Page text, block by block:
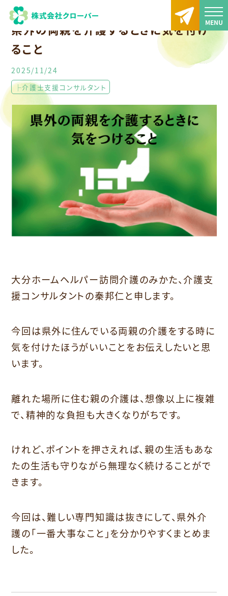
TOP 県外の両親を介護するときに気を付けるこ
県外の両親を介護するときに気を付け
ること
2025/11/24
├介護士支援コンサルタント
大分ホームヘルパー訪問介護のみかた、介護支
援コンサルタントの秦邦仁と申します。
今回は県外に住んでいる両親の介護をする時に
気を付けたほうがいいことをお伝えしたいと思
います。
離れた場所に住む親の介護は、想像以上に複雑
で、精神的な負担も大きくなりがちです。
けれど、ポイントを押さえれば、親の生活もあな
たの生活も守りながら無理なく続けることがで
きます。
今回は、難しい専門知識は抜きにして、県外介
護の「一番大事なこと」を分かりやすくまとめま
した。